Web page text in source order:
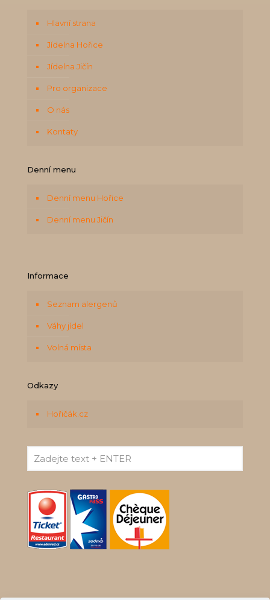
Hlavní strana
Jídelna Hořice
Jídelna Jičín
Pro organizace
O nás
Kontaty
Denní menu
Denní menu Hořice
Denní menu Jičín
Informace
Seznam alergenů
Váhy jídel
Volná místa
Odkazy
Hořičák.cz